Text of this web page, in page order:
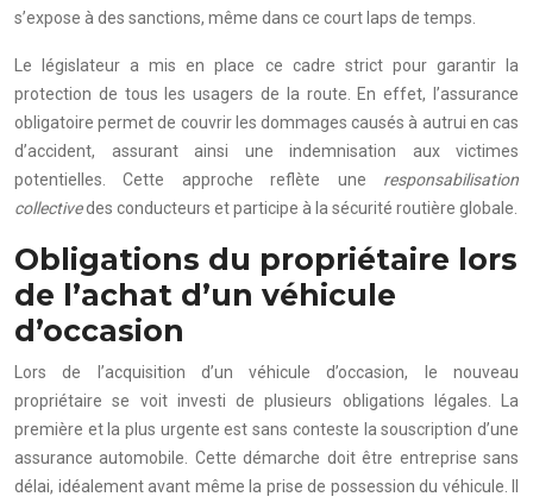
s’expose à des sanctions, même dans ce court laps de temps.
Le législateur a mis en place ce cadre strict pour garantir la
protection de tous les usagers de la route. En effet, l’assurance
obligatoire permet de couvrir les dommages causés à autrui en cas
d’accident, assurant ainsi une indemnisation aux victimes
potentielles. Cette approche reflète une responsabilisation
collectivedes conducteurs et participe à la sécurité routière globale.
Obligations du propriétaire lors
de l’achat d’un véhicule
d’occasion
Lors de l’acquisition d’un véhicule d’occasion, le nouveau
propriétaire se voit investi de plusieurs obligations légales. La
première et la plus urgente est sans conteste la souscription d’une
assurance automobile. Cette démarche doit être entreprise sans
délai, idéalement avant même la prise de possession du véhicule. Il